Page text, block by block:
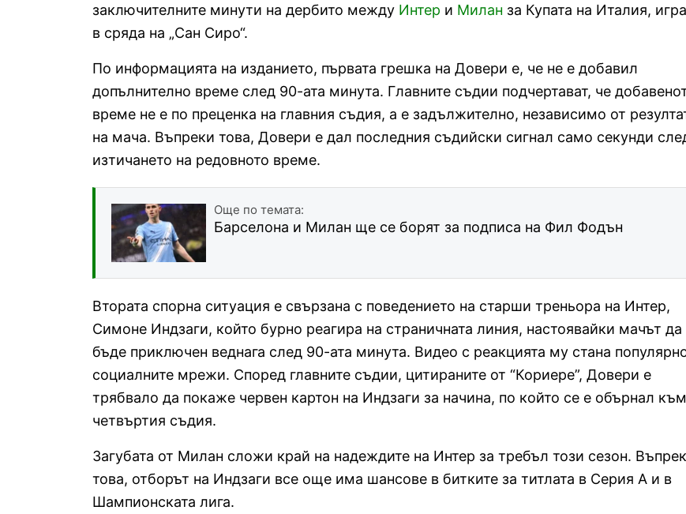
заключителните минути на дербито между Интер и Милан за Купата на Италия,
в сряда на „Сан Сиро“.
По информацията на изданието, първата грешка на Довери е, че не е добавил
допълнително време след 90-ата минута. Главните съдии подчертават, че
време не е по преценка на главния съдия, а е задължително, независимо от
на мача. Въпреки това, Довери е дал последния съдийски сигнал само секунди
изтичането на редовното време.
Още по темата:
Барселона и Милан ще се борят за подписа на Фил Фодън
Втората спорна ситуация е свързана с поведението на старши треньора на Интер,
Симоне Индзаги, който бурно реагира на страничната линия, настоявайки мачът да
бъде приключен веднага след 90-ата минута. Видео с реакцията му стана
социалните мрежи. Според главните съдии, цитираните от “Кориере”, Довери е
трябвало да покаже червен картон на Индзаги за начина, по който се е обърнал към
четвъртия съдия.
Загубата от Милан сложи край на надеждите на Интер за требъл този сезон.
това, отборът на Индзаги все още има шансове в битките за титлата в Серия А и в
Шампионската лига.